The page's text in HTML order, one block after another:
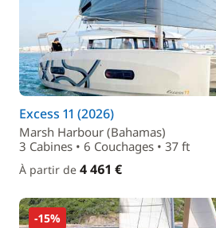
Excess 11 (2026)
Marsh Harbour (Bahamas)
3 Cabines • 6 Couchages • 37 ft
À partir de 4 461 €
-15%